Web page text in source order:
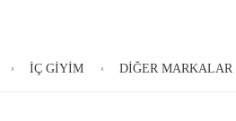
İÇ GİYİM DİĞER MARKALAR